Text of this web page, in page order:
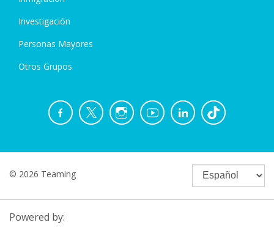
Investigación
Personas Mayores
Otros Grupos
© 2026 Teaming
Powered by: